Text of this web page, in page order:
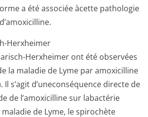
a été associée àcette pathologie
Herxheimer
Herxheimer ont été observées
la maladie de Lyme par amoxicilline
Il s’agit d’uneconséquence directe de
de l’amoxicilline sur labactérie
de Lyme, le spirochète